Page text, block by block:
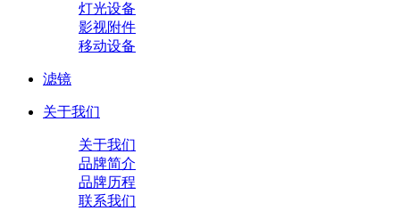
灯光设备
影视附件
移动设备
滤镜
关于我们
关于我们
品牌简介
品牌历程
联系我们